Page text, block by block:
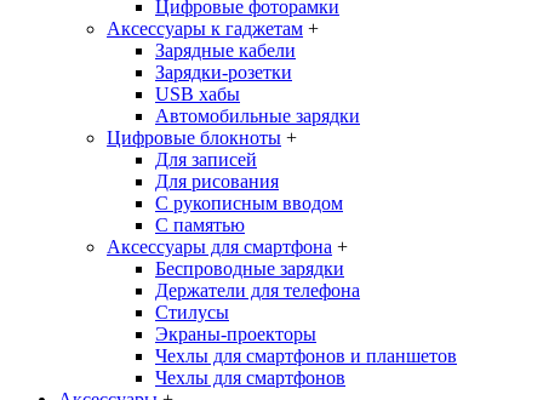
Цифровые фоторамки
Аксессуары к гаджетам +
Зарядные кабели
Зарядки-розетки
USB хабы
Автомобильные зарядки
Цифровые блокноты +
Для записей
Для рисования
С рукописным вводом
С памятью
Аксессуары для смартфона +
Беспроводные зарядки
Держатели для телефона
Стилусы
Экраны-проекторы
Чехлы для смартфонов и планшетов
Чехлы для смартфонов